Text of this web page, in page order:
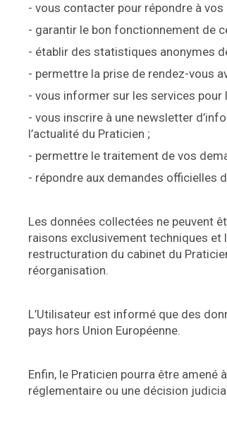
- vous contacter pour répondre à vos
- garantir le bon fonctionnement de
- établir des statistiques anonymes
- permettre la prise de rendez-vous
- vous informer sur les services
- vous inscrire à une newsletter
l’actualité du Praticien ;
- permettre le traitement de vos
- répondre aux demandes officielles
Les données collectées ne peuvent
raisons exclusivement techniques
restructuration du cabinet du
réorganisation.
L’Utilisateur est informé que des
pays hors Union Européenne.
Enfin, le Praticien pourra être
réglementaire ou une décision